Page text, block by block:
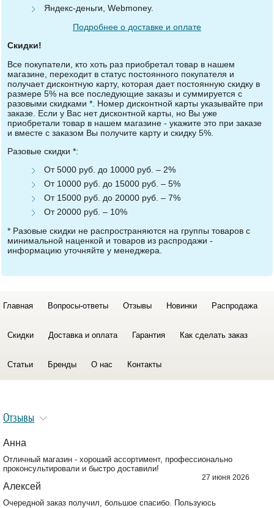
Яндекс-деньги, Webmoney.
Подробнее о доставке и оплате
Скидки!
Все покупатели, кто хоть раз приобретал товар в нашем
магазине, переходит в статус постоянного покупателя и
получает дисконтную карту, которая дает постоянную скидку в
размере 5% на все последующие заказы и суммируется с
разовыми скидками *. Номер дисконтной карты указывайте при
заказе. Если у Вас нет дисконтной карты, но Вы уже
приобретали товар в нашем магазине - укажите это при заказе
и вместе с заказом Вы получите карту и скидку 5%.
Разовые скидки *:
От 5000 руб. до 10000 руб. – 2%
От 10000 руб. до 15000 руб. – 5%
От 15000 руб. до 20000 руб. – 7%
От 20000 руб. – 10%
* Разовые скидки не распространяются на группы товаров с
минимальной наценкой и товаров из распродажи -
информацию уточняйте у менеджера.
Главная Вопросы-ответы Отзывы Новинки Распродажа
Скидки Доставка и оплата Гарантия Как сделать заказ
Статьи Бренды О нас Контакты
Отзывы
Анна
Отличный магазин - хороший ассортимент, профессионально
проконсультировали и быстро доставили!
27 июня 2026
Алексей
Очередной заказ получил, большое спасибо. Пользуюсь